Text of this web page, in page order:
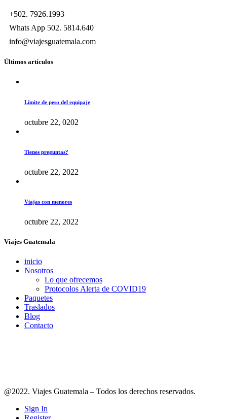
+502. 7926.1993
Whats App 502. 5814.640
info@viajesguatemala.com
Últimos artículos
Límite de peso del equipaje
octubre 22, 0202
Tienes preguntas?
octubre 22, 2022
Viajas con menores
octubre 22, 2022
Viajes Guatemala
inicio
Nosotros
Lo que ofrecemos
Protocolos Alerta de COVID19
Paquetes
Traslados
Blog
Contacto
@2022. Viajes Guatemala – Todos los derechos reservados.
Sign In